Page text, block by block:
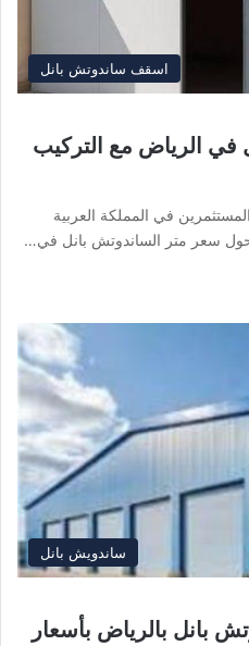
اسقف ساندوتش بانل
في الرياض مع التركيب
في المملكة العربية
سعر متر الساندوتش بانل في…
ساندويش بانل
بانل بالرياض بأسعار